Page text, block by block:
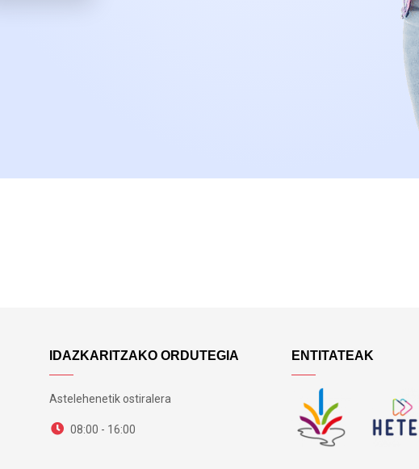
IDAZKARITZAKO ORDUTEGIA
Astelehenetik ostiralera
08:00 - 16:00
ENTITATEAK